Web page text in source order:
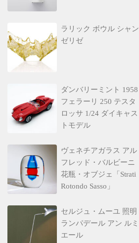
ラリック ボウル シャン
ゼリゼ
ダンバリーミント 1958
フェラーリ 250 テスタ
ロッサ 1/24 ダイキャス
トモデル
ヴェネチアガラス アル
フレッド・バルビーニ
花瓶・オブジェ「Strati
Rotondo Sasso」
セルジュ・ムーユ 照明
ランパデール アン ルミ
エール